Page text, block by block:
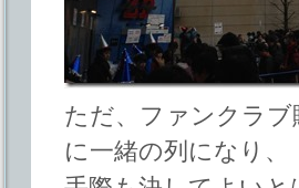
ただ、ファンクラブ
に一緒の列になり、